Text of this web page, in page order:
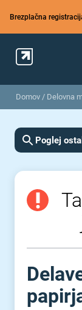
Brezplačna
Domov / Delovna
Poglej